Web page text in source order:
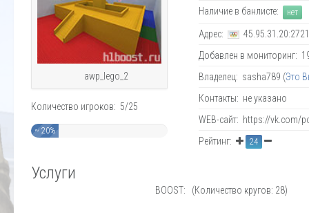
awp_lego_2
Количество игроков: 5/25
~ 20%
Наличие в банлисте: нет
Адрес:
Добавлен в мониторинг:
Владелец: sasha789 (Это
Контакты: не указано
WEB-сайт: https://vk.com/
Рейтинг:
24
Услуги
BOOST: (Количество кругов: 28)